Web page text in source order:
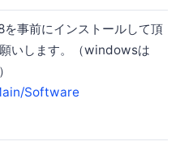
事前にインストールして頂
いします。（windowsは
Software